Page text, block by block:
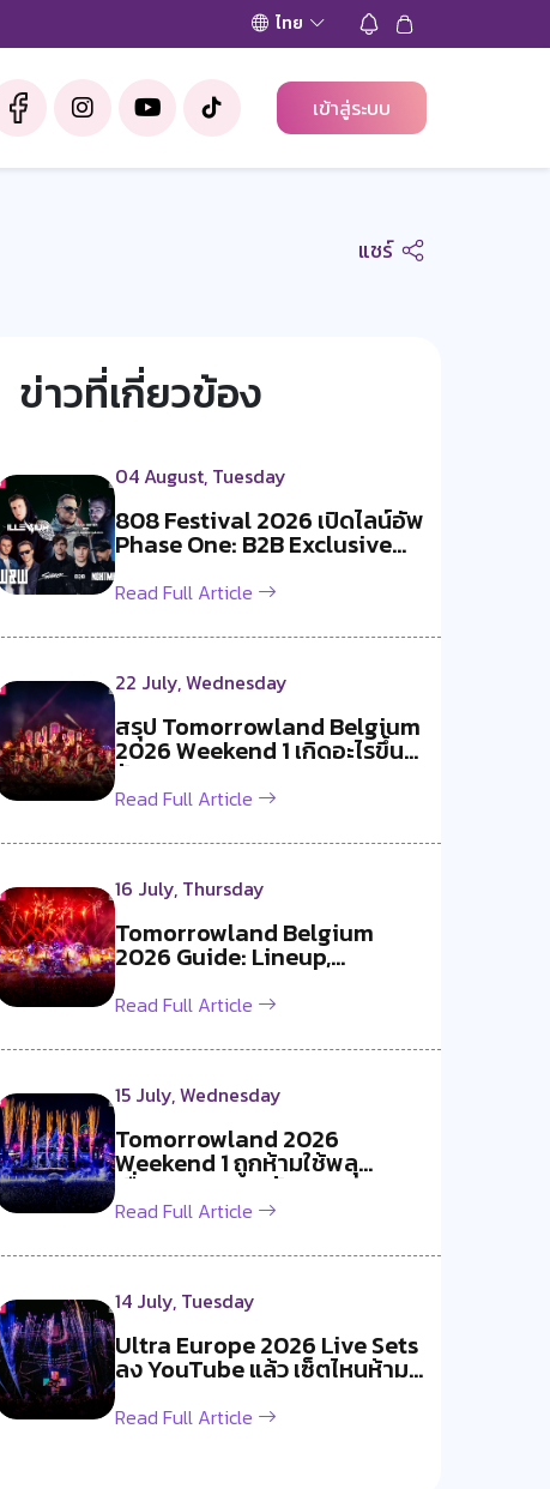
ไทย
เข้าสู่ระบบ
แชร์
ข่าวที่เกี่ยวข้อง
04 August, Tuesday
808 Festival 2026 เปิดไลน์อัพ
Phase One: B2B Exclusive
สองค...
Read Full Article
22 July, Wednesday
สรุป Tomorrowland Belgium
2026 Weekend 1 เกิดอะไรขึ้น
บ้าง ?
Read Full Article
16 July, Thursday
Tomorrowland Belgium
2026 Guide: Lineup,
Livestream, Must-S...
Read Full Article
15 July, Wednesday
Tomorrowland 2026
Weekend 1 ถูกห้ามใช้พลุ
เนื่องจากอากาศร้อ...
Read Full Article
14 July, Tuesday
Ultra Europe 2026 Live Sets
ลง YouTube แล้ว เซ็ตไหนห้าม
พลาด
Read Full Article